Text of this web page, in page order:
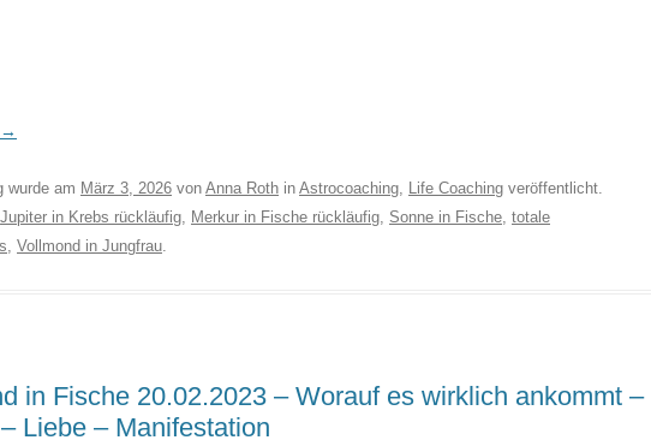
→
wurde am März 3, 2026 von Anna Roth in Astrocoaching, Life Coaching veröffentlicht.
Jupiter in Krebs rückläufig, Merkur in Fische rückläufig, Sonne in Fische, totale
, Vollmond in Jungfrau.
in Fische 20.02.2023 – Worauf es wirklich ankommt –
Liebe – Manifestation